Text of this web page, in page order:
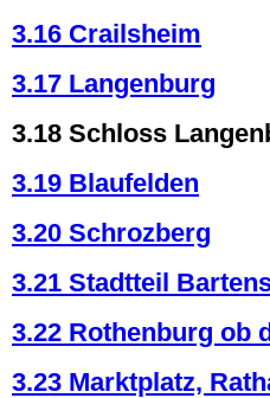
3.16 Crailsheim
3.17 Langenburg
3.18 Schloss
3.19 Blaufelden
3.20 Schrozberg
3.21 Stadtteil
3.22 Rothenburg ob
3.23 Marktplatz,